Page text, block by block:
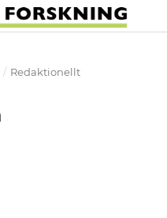
/ Redaktionellt